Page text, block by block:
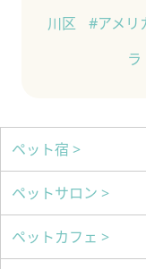
川区
#アメリ
ラ
ペット宿 >
ペットサロン >
ペットカフェ >